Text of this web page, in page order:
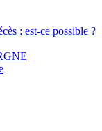
: est-ce possible ?